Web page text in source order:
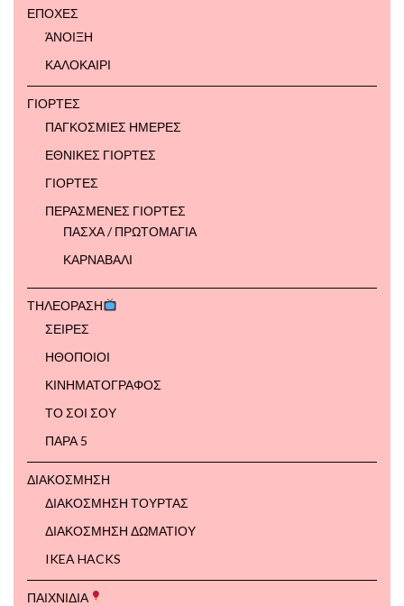
ΕΠΟΧΕΣ
ΆΝΟΙΞΗ
ΚΑΛΟΚΑΙΡΙ
ΓΙΟΡΤΕΣ
ΠΑΓΚΟΣΜΙΕΣ ΗΜΕΡΕΣ
ΕΘΝΙΚΕΣ ΓΙΟΡΤΕΣ
ΓΙΟΡΤΕΣ
ΠΕΡΑΣΜΕΝΕΣ ΓΙΟΡΤΕΣ
ΠΑΣΧΑ / ΠΡΩΤΟΜΑΓΙΑ
ΚΑΡΝΑΒΑΛΙ
ΤΗΛΕΟΡΑΣΗ
ΣΕΙΡΕΣ
ΗΘΟΠΟΙΟΙ
ΚΙΝΗΜΑΤΟΓΡΑΦΟΣ
ΤΟ ΣΟΙ ΣΟΥ
ΠΑΡΑ 5
ΔΙΑΚΟΣΜΗΣΗ
ΔΙΑΚΟΣΜΗΣΗ ΤΟΥΡΤΑΣ
ΔΙΑΚΟΣΜΗΣΗ ΔΩΜΑΤΙΟΥ
IKEA HACKS
ΠΑΙΧΝΙΔΙΑ